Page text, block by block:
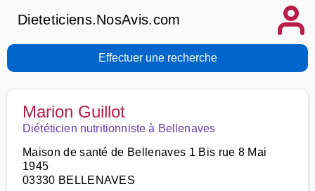
Dieteticiens.NosAvis.com
Effectuer une recherche
Marion Guillot
Diététicien nutritionniste à Bellenaves
Maison de santé de Bellenaves 1 Bis rue 8 Mai
1945
03330 BELLENAVES